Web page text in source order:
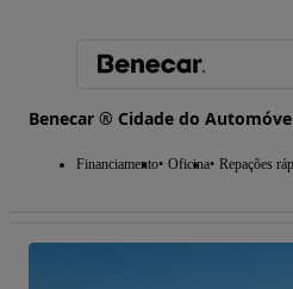
Benecar ® Cidade do
Financiamento Oficina Repações